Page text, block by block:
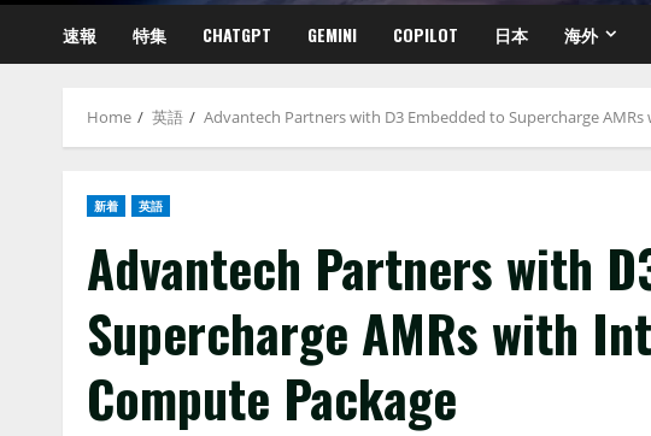
速報 特集 CHATGPT GEMINI COPILOT 日本 海外
Home 英語 Advantech Partners with D3 Embedded to Supercharge
新着 英語
Advantech Partners with
Supercharge AMRs with
Compute Package